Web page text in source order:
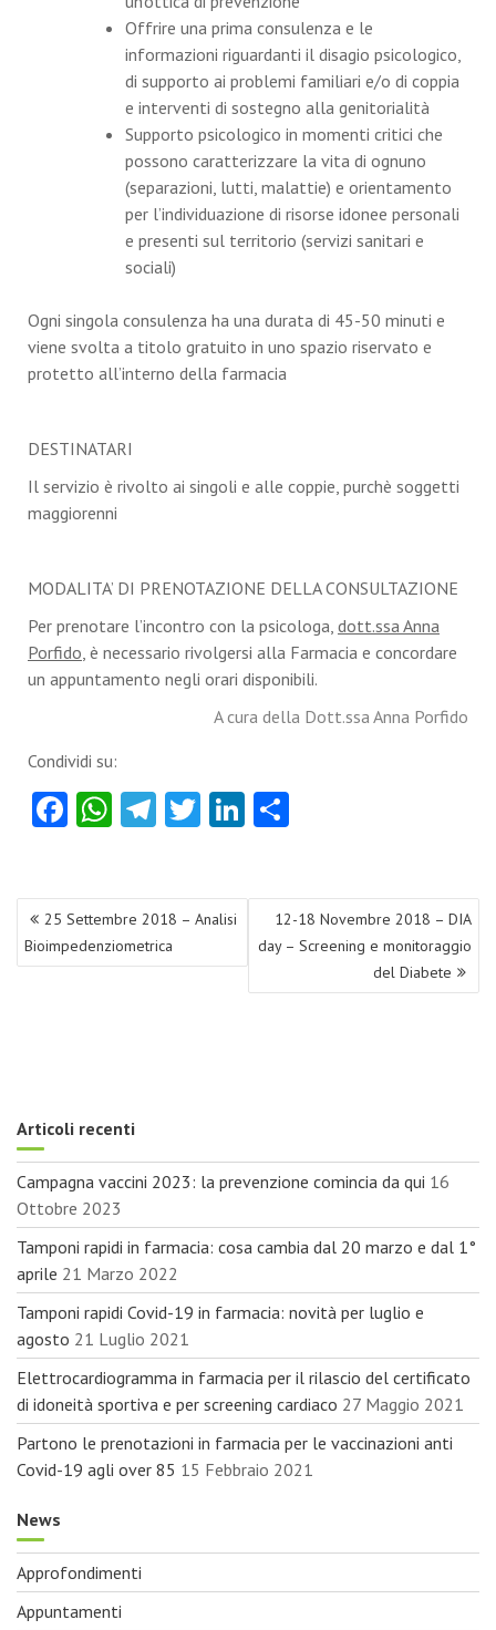
Offrire una prima consulenza e le
informazioni riguardanti il disagio psicologico,
di supporto ai problemi familiari e/o di coppia
e interventi di sostegno alla genitorialità
Supporto psicologico in momenti critici che
possono caratterizzare la vita di ognuno
(separazioni, lutti, malattie) e orientamento
per l’individuazione di risorse idonee personali
e presenti sul territorio (servizi sanitari e
sociali)
Ogni singola consulenza ha una durata di 45-50 minuti e
viene svolta a titolo gratuito in uno spazio riservato e
protetto all’interno della farmacia
DESTINATARI
Il servizio è rivolto ai singoli e alle coppie, purchè soggetti
maggiorenni
MODALITA’ DI PRENOTAZIONE DELLA CONSULTAZIONE
Per prenotare l’incontro con la psicologa, dott.ssa Anna
Porfido , è necessario rivolgersi alla Farmacia e concordare
un appuntamento negli orari disponibili.
A cura della Dott.ssa Anna Porfido
Condividi su:
Fa
o
o
W
A
p
Te
a
m
T
er
Li
n
a
o
n
e
a
r
t
i
c
o
l
i
25 Settembre 2018 – Analisi
Bioimpedenziometrica
12-18 Novembre 2018 – DIA
day – Screening e monitoraggio
del Diabete
Articoli recenti
Campagna vaccini 2023: la prevenzione comincia da qui 16
Ottobre 2023
Tamponi rapidi in farmacia: cosa cambia dal 20 marzo e dal 1°
aprile 21 Marzo 2022
Tamponi rapidi Covid-19 in farmacia: novità per luglio e
agosto 21 Luglio 2021
Elettrocardiogramma in farmacia per il rilascio del certificato
di idoneità sportiva e per screening cardiaco 27 Maggio 2021
Partono le prenotazioni in farmacia per le vaccinazioni anti
Covid-19 agli over 85 15 Febbraio 2021
News
Approfondimenti
Appuntamenti